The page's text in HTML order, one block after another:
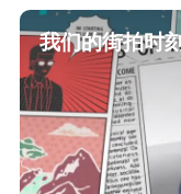
我们的街拍时